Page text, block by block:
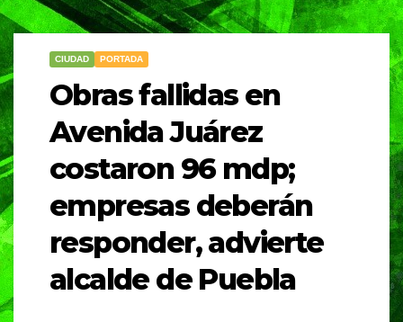
CIUDAD PORTADA
Obras fallidas en
Avenida Juárez
costaron 96 mdp;
empresas deberán
responder, advierte
alcalde de Puebla